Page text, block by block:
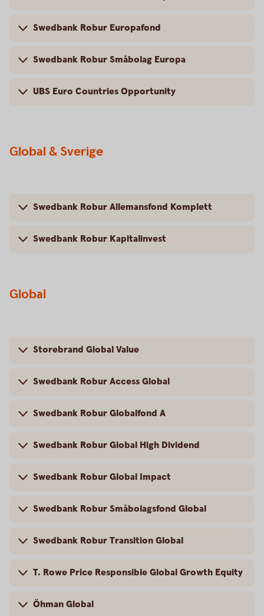
Swedbank Robur Europafond
Swedbank Robur Småbolag Europa
UBS Euro Countries Opportunity
Global & Sverige
Swedbank Robur Allemansfond Komplett
Swedbank Robur Kapitalinvest
Global
Storebrand Global Value
Swedbank Robur Access Global
Swedbank Robur Globalfond A
Swedbank Robur Global High Dividend
Swedbank Robur Global Impact
Swedbank Robur Småbolagsfond Global
Swedbank Robur Transition Global
T. Rowe Price Responsible Global Growth Equity
Öhman Global